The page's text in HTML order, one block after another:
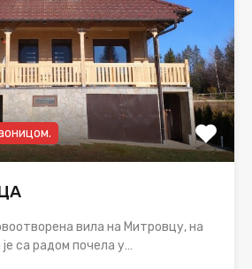
вила на Митровцу, на
са радом почела у…